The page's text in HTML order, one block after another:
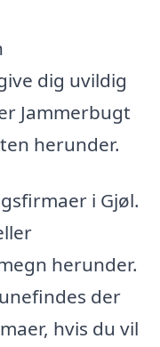
dig uvildig
Jammerbugt
herunder.
i Gjøl.
herunder.
der
hvis du vil